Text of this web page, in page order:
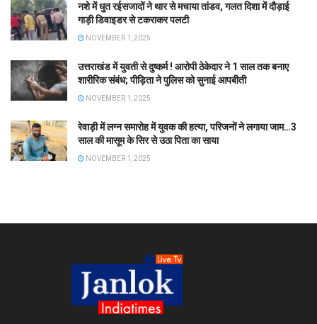
नशे में धुत रईसजादों ने थार से मचाया तांडव, गलत दिशा में दौड़ाई
गाड़ी डिवाइडर से टकराकर पलटी
NOVEMBER 1, 2025
उत्तराखंड में युवती से दुष्कर्म ! आरोपी ठेकेदार ने 1 साल तक बनाए
शारीरिक संबंध; पीड़िता ने पुलिस को सुनाई आपबीती
NOVEMBER 1, 2025
रेवाड़ी में लग्न समारोह में युवक की हत्या, परिजनों ने लगाया जाम…3
साल की मासूम के सिर से उठा पिता का साया
NOVEMBER 1, 2025